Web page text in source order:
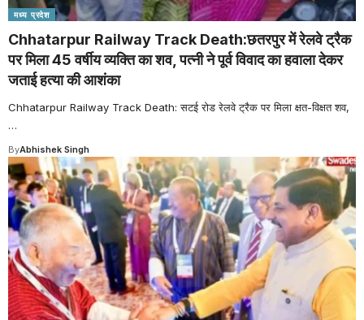
मध्य प्रदेश
Chhatarpur Railway Track Death:छतरपुर में रेलवे ट्रैक
पर मिला 45 वर्षीय व्यक्ति का शव, पत्नी ने पूर्व विवाद का हवाला देकर
जताई हत्या की आशंका
Chhatarpur Railway Track Death: सटई रोड रेलवे ट्रैक पर मिला क्षत-विक्षत शव,
…
ByAbhishek Singh